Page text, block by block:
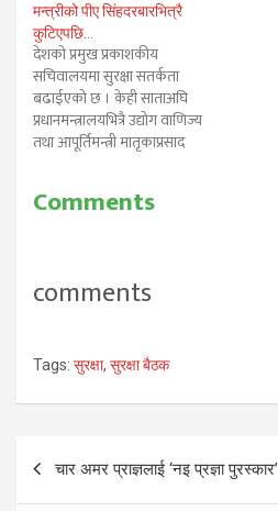
मन्त्रीको पीए सिंहदरबारभित्रै
कुटिएपछि…
देशको प्रमुख प्रकाशकीय
सचिवालयमा सुरक्षा सतर्कता
बढाईएको छ । केही साताअघि
प्रधानमन्त्रालयभित्रै उद्योग वाणिज्य
तथा आपूर्तिमन्त्री मातृकाप्रसाद
कार्यकर्ताले हातपात गरेका थिए ।
मन्त्रालयमा सुरक्षा सतर्कता
Comments
comments
Tags: सुरक्षा, सुरक्षा बैठक
Post
navigation
चार अमर प्राज्ञलाई ‘नइ प्रज्ञा पुरस्कार’